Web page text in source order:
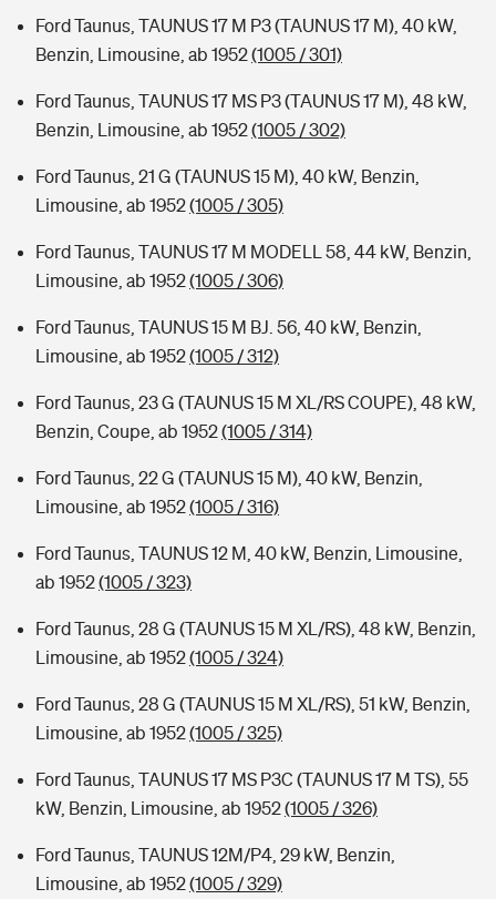
Ford Taunus, TAUNUS 17 M P3 (TAUNUS 17 M), 40 kW,
Benzin, Limousine, ab 1952(1005 / 301)
Ford Taunus, TAUNUS 17 MS P3 (TAUNUS 17 M), 48 kW,
Benzin, Limousine, ab 1952(1005 / 302)
Ford Taunus, 21 G (TAUNUS 15 M), 40 kW, Benzin,
Limousine, ab 1952(1005 / 305)
Ford Taunus, TAUNUS 17 M MODELL 58, 44 kW, Benzin,
Limousine, ab 1952(1005 / 306)
Ford Taunus, TAUNUS 15 M BJ. 56, 40 kW, Benzin,
Limousine, ab 1952(1005 / 312)
Ford Taunus, 23 G (TAUNUS 15 M XL/RS COUPE), 48 kW,
Benzin, Coupe, ab 1952(1005 / 314)
Ford Taunus, 22 G (TAUNUS 15 M), 40 kW, Benzin,
Limousine, ab 1952(1005 / 316)
Ford Taunus, TAUNUS 12 M, 40 kW, Benzin, Limousine,
ab 1952(1005 / 323)
Ford Taunus, 28 G (TAUNUS 15 M XL/RS), 48 kW, Benzin,
Limousine, ab 1952(1005 / 324)
Ford Taunus, 28 G (TAUNUS 15 M XL/RS), 51 kW, Benzin,
Limousine, ab 1952(1005 / 325)
Ford Taunus, TAUNUS 17 MS P3C (TAUNUS 17 M TS), 55
kW, Benzin, Limousine, ab 1952(1005 / 326)
Ford Taunus, TAUNUS 12M/P4, 29 kW, Benzin,
Limousine, ab 1952(1005 / 329)